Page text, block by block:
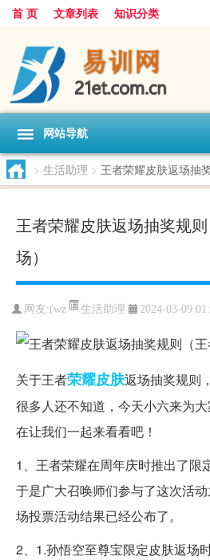
首 页 文章列表 知识分类
网站导航
> 生活助理 > 王者荣耀皮肤返场抽
王者荣耀皮肤返场抽奖规
场）
网友:(wz 生活助理 2024-03-09
关于王者荣耀皮肤返场抽奖规则
很多人还不知道，今天小六来为
在让我们一起来看看吧！
1、王者荣耀在周年庆时推出了限
于是广大召唤师们参与了这次活
场投票活动结果已经公布了。
2、1.孙悟空至尊宝限定皮肤返场